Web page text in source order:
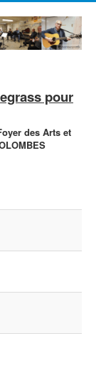
pour
des Arts et